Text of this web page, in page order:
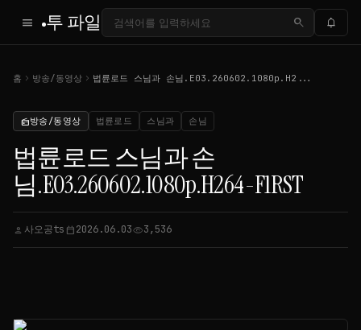
menu 투 파일 search notifications
홈 chevron_right 방송/동영상 chevron_right 법륜로드 스님과 손님.E03.260602.1080p.H2...
radio방송/동영상 법륜로드 스님과 손님
법륜로드 스님과 손
님.E03.260602.1080p.H264-F1RST
person 사오공ts calendar_today2026.06.03visibility3,536